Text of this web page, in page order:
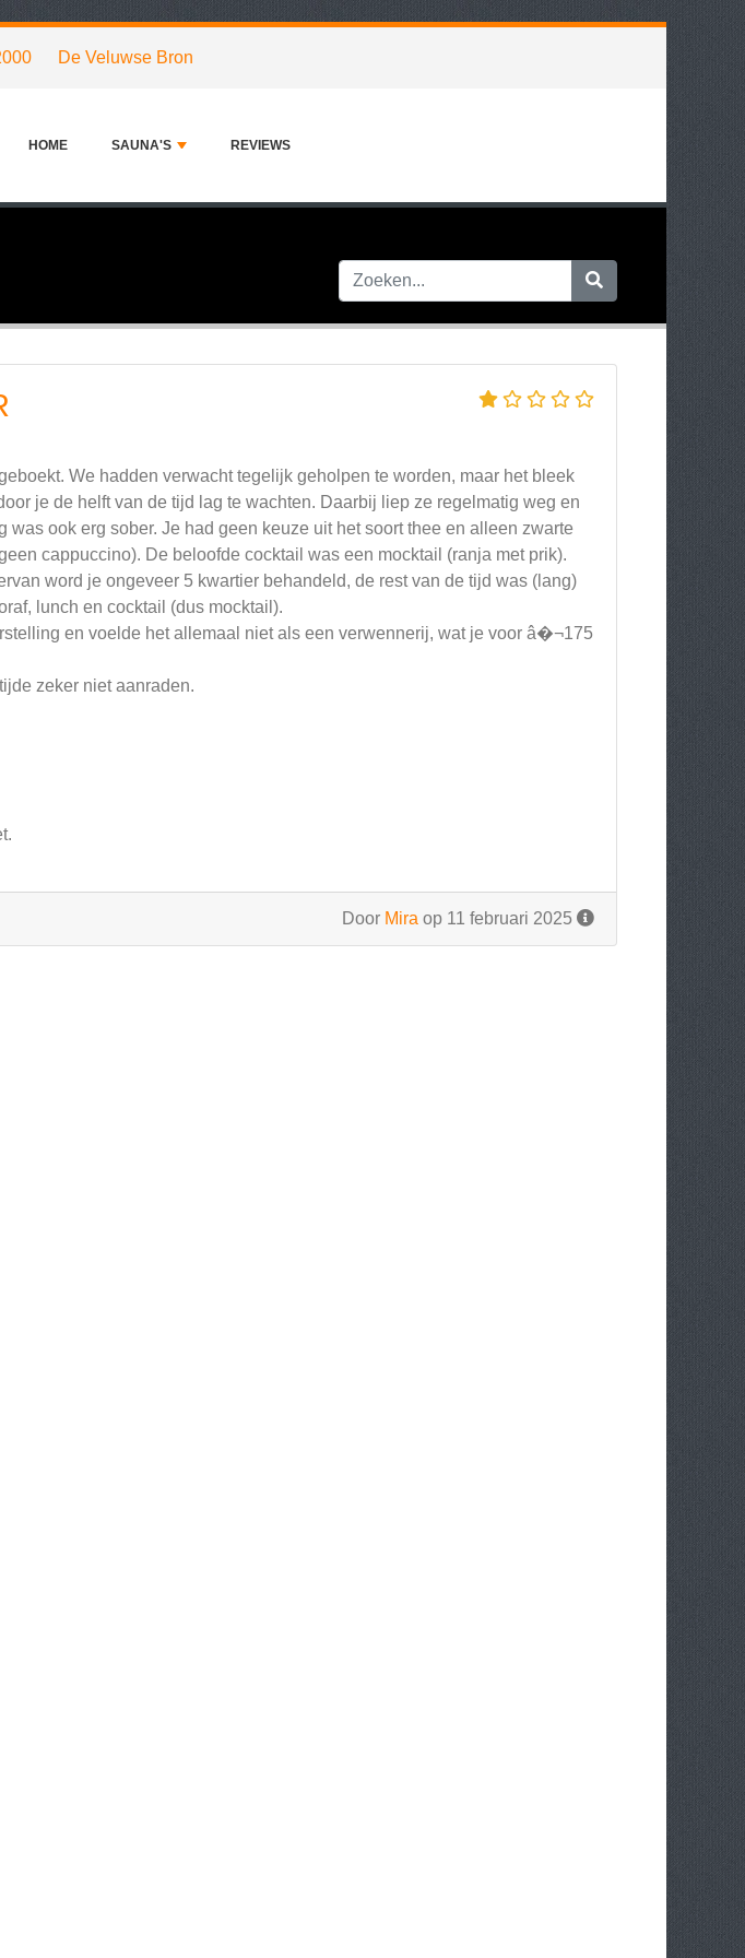
De Veluwse Bron
HOME SAUNA'S REVIEWS
We hadden verwacht tegelijk geholpen te worden, maar het bleek
je de helft van de tijd lag te wachten. Daarbij liep ze regelmatig weg en
was ook erg sober. Je had geen keuze uit het soort thee en alleen zwarte
cappuccino). De beloofde cocktail was een mocktail (ranja met prik).
word je ongeveer 5 kwartier behandeld, de rest van de tijd was (lang)
lunch en cocktail (dus mocktail).
en voelde het allemaal niet als een verwennerij, wat je voor â�¬175
zeker niet aanraden.
Door Mira op 11 februari 2025